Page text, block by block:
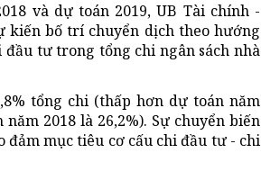
và dự toán 2019, UB Tài chính -
kiến bố trí chuyển dịch theo hướng
tư trong tổng chi ngân sách nhà
tổng chi (thấp hơn dự toán năm
2018 là 26,2%). Sự chuyển biến
mục tiêu cơ cấu chi đầu tư - chi